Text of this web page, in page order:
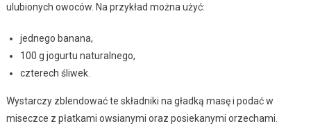
ulubionych owoców. Na przykład można użyć:
jednego banana,
100 g jogurtu naturalnego,
czterech śliwek.
Wystarczy zblendować te składniki na gładką masę i podać w
miseczce z płatkami owsianymi oraz posiekanymi orzechami.